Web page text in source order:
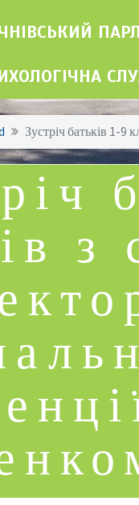
Зустріч батьків 1-9